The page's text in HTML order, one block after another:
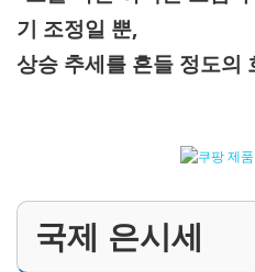
기 조정일 뿐,
상승 추세를 흔들 정도의
국제 은시세